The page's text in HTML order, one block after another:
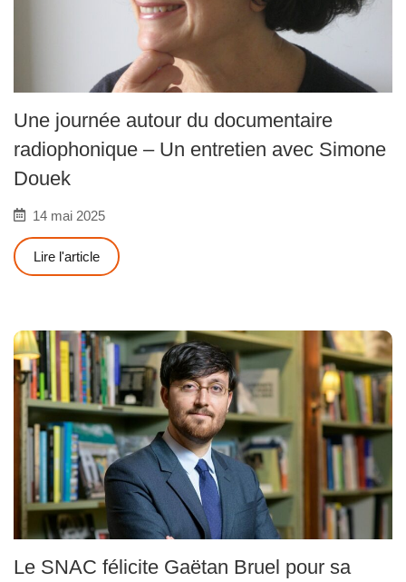
Une journée autour du documentaire
radiophonique – Un entretien avec Simone
Douek
14 mai 2025
Lire l'article
Le SNAC félicite Gaëtan Bruel pour sa